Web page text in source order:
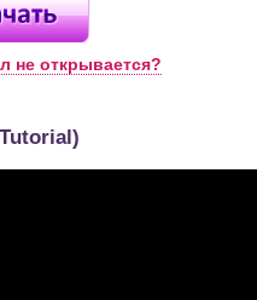
не открывается?